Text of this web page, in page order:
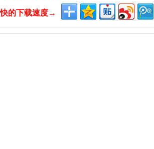
全村造反txt下载（电脑）
的下载速度→